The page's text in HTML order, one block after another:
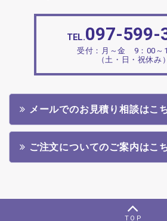
TEL.097-599-
受付：月～金 9：00～
（土・日・祝休み）
メールでのお見積り相談はこ
ご注文についてのご案内はこ
TOP